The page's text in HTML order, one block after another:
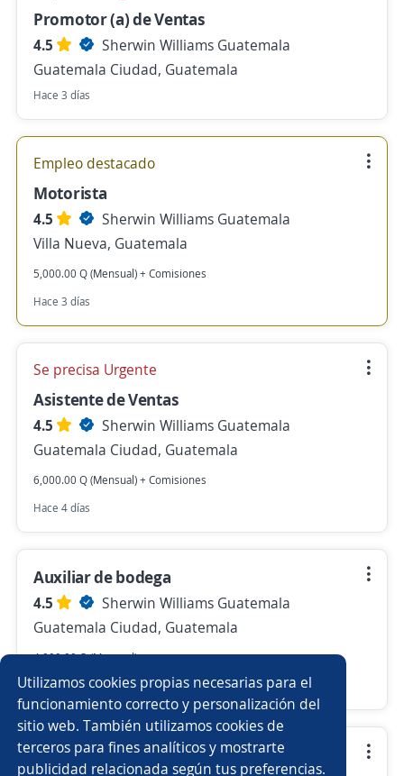
Utilizamos cookies propias necesarias para el
funcionamiento correcto y personalización del
sitio web. También utilizamos cookies de
terceros para fines analíticos y mostrarte
publicidad relacionada según tus preferencias.
Promotor (a) de Ventas
4.5
Sherwin Williams Guatemala
Guatemala Ciudad, Guatemala
Hace 3 días
Empleo destacado
Motorista
4.5
Sherwin Williams Guatemala
Villa Nueva, Guatemala
5,000.00 Q (Mensual) + Comisiones
Hace 3 días
Se precisa Urgente
Asistente de Ventas
4.5
Sherwin Williams Guatemala
Guatemala Ciudad, Guatemala
6,000.00 Q (Mensual) + Comisiones
Hace 4 días
Auxiliar de bodega
4.5
Sherwin Williams Guatemala
Guatemala Ciudad, Guatemala
4,000.00 Q (Mensual)
Hace 5 días
Auxiliar de Conteo Ciclico y Auditoria